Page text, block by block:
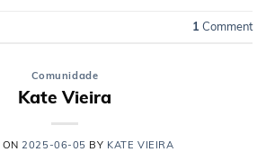
1 Comment
Comunidade
Kate Vieira
ON 2025-06-05 BY KATE VIEIRA